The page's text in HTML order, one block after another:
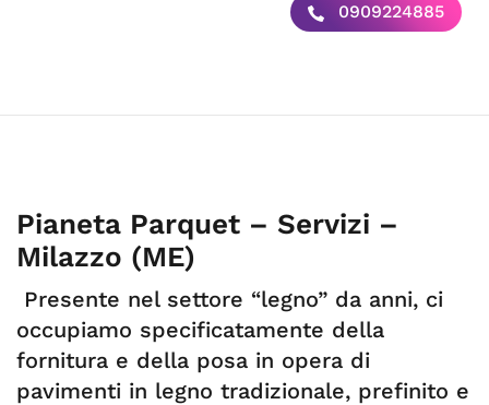
0909224885
Pianeta Parquet – Servizi –
Milazzo (ME)
Presente nel settore “legno” da anni, ci
occupiamo specificatamente della
fornitura e della posa in opera di
pavimenti in legno tradizionale, prefinito e